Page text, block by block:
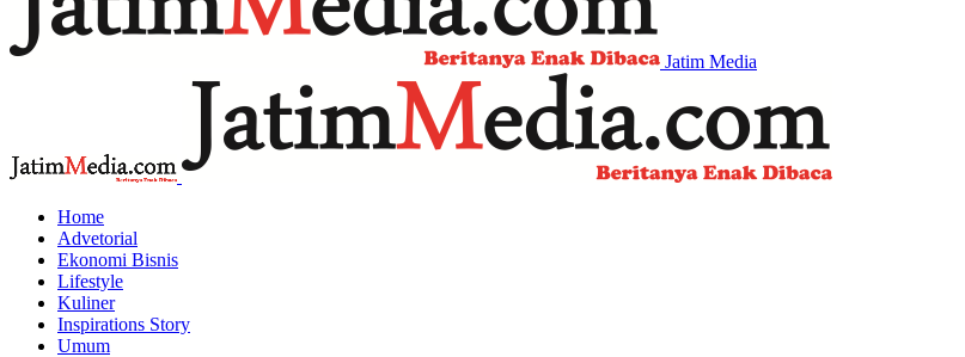
Jatim Media
Home
Advetorial
Ekonomi Bisnis
Lifestyle
Kuliner
Inspirations Story
Umum